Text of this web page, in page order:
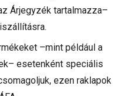
Árjegyzék tartalmazza–
–mint például a
esetenként speciális
ezen raklapok